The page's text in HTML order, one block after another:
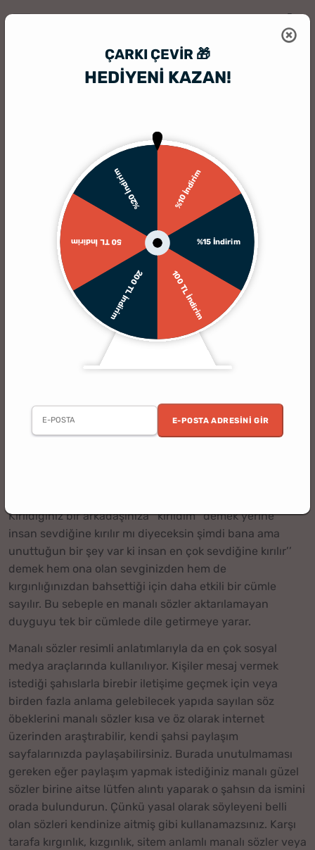
ÇARKI ÇEVIR 🎁
HEDİYENİ KAZAN!
%10 İndirim
%15 İndirim
100 TL İndirim
200 TL İndirim
50 TL İndirim
%20 İndirim
E-POSTA ADRESINI GIR
Manalı Sözler - Etkileyici En Manalı 50 Söz - Manalı Aşk
İnsanların duygu ve düşüncelerini anlatmaya yarayan
Kırıldığınız bir arkadaşınıza ‘’kırıldım’’ demek yerine‘’
insan sevdiğine kırılır mı diyeceksin şimdi bana ama
unuttuğun bir şey var ki insan en çok sevdiğine kırılır’’
demek hem ona olan sevginizden hem de
kırgınlığınızdan bahsettiği için daha etkili bir cümle
sayılır. Bu sebeple en manalı sözler aktarılamayan
duyguyu tek bir cümlede dile getirmeye yarar.
Manalı sözler resimli anlatımlarıyla da en çok sosyal
medya araçlarında kullanılıyor. Kişiler mesaj vermek
istediği şahıslarla birebir iletişime geçmek için veya
birden fazla anlama gelebilecek yapıda sayılan söz
öbeklerini manalı sözler kısa ve öz olarak internet
üzerinden araştırabilir, kendi şahsi paylaşım
sayfalarınızda paylaşabilirsiniz. Burada unutulmaması
gereken eğer paylaşım yapmak istediğiniz manalı güzel
sözler birine aitse lütfen alıntı yaparak o şahsın da ismini
orada bulundurun. Çünkü yasal olarak söyleyeni belli
olan sözleri kendinize aitmiş gibi kullanamazsınız. Karşı
tarafa kırgınlık, kızgınlık, sitem anlamlı manalı sözler veya